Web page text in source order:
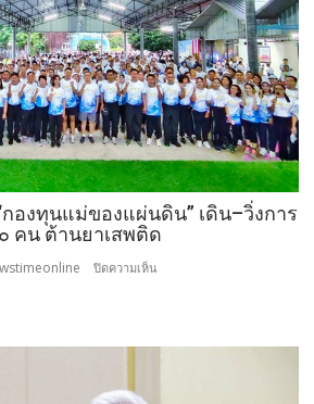
ปิด
ประตู
ทั้งหมด
องทุนแม่ของแผ่นดิน” เดิน–วิ่งการ
คน ต้านยาเสพติด
ปิดความเห็น